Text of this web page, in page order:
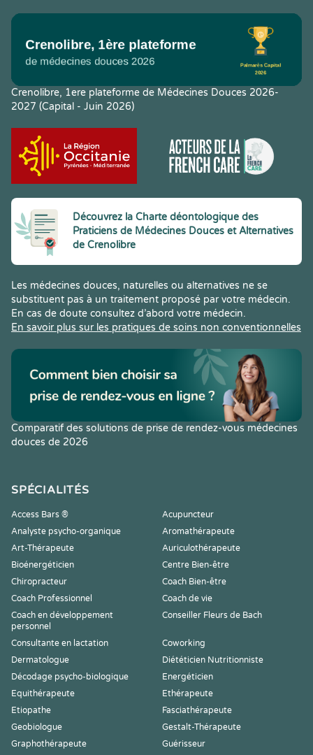
Crenolibre, 1ere plateforme de Médecines Douces 2026-
2027 (Capital - Juin 2026)
Découvrez la Charte déontologique des
Praticiens de Médecines Douces et Alternatives
de Crenolibre
Les médecines douces, naturelles ou alternatives ne se
substituent pas à un traitement proposé par votre médecin.
En cas de doute consultez d’abord votre médecin.
En savoir plus sur les pratiques de soins non conventionnelles
Comparatif des solutions de prise de rendez-vous médecines
douces de 2026
SPÉCIALITÉS
Access Bars ®
Acupuncteur
Analyste psycho-organique
Aromathérapeute
Art-Thérapeute
Auriculothérapeute
Bioénergéticien
Centre Bien-être
Chiropracteur
Coach Bien-être
Coach Professionnel
Coach de vie
Coach en développement
personnel
Conseiller Fleurs de Bach
Consultante en lactation
Coworking
Dermatologue
Diététicien Nutritionniste
Décodage psycho-biologique
Energéticien
Equithérapeute
Ethérapeute
Etiopathe
Fasciathérapeute
Geobiologue
Gestalt-Thérapeute
Graphothérapeute
Guérisseur